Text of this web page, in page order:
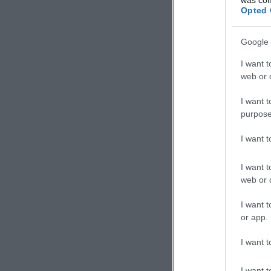
Opted
Google
I want
web or
I want
I want
I want
web or
I want
or app.
I want